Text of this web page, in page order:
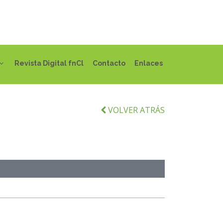
Revista Digital fnCl Contacto Enlaces
VOLVER ATRÁS